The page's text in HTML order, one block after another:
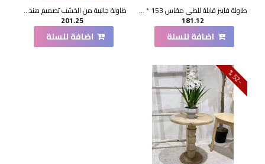
طاولة فايبر قابلة للطي مقاس 153 * 70*73سم
181.12
اضافة للسلة
طاولة جانبية من الخشب تصميم هندسي ابداع مقاس51×36×36سم
201.25
اضافة للسلة
-
5
2
%